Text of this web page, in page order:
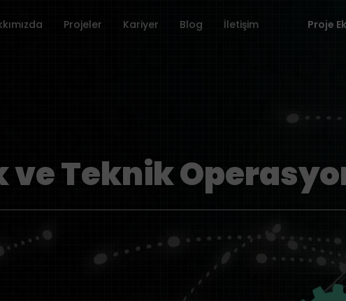
Projeler Kariyer Blog İletişim Proje
ve Teknik